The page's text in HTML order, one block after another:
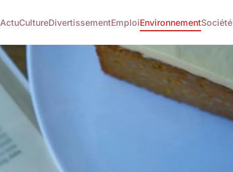
ActuCultureDivertissementEmploiEnvironnementSociété